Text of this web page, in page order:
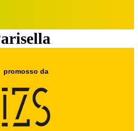
promosso da